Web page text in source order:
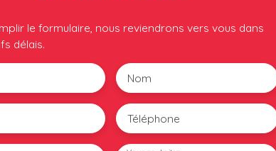
le formulaire, nous reviendrons vers vous dans
délais.
Nom
Téléphone